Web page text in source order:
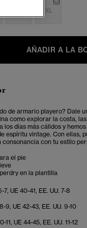
XL
AÑADIR A LA
de armario playero? Dale
como explorar la costa,
los días más cálidos y
espíritu vintage. Con ellas,
consonancia con tu estilo
el pie
en la plantilla
7, UE 40-41, EE. UU. 7-8
9, UE 42-43, EE. UU. 9-10
11, UE 44-45, EE. UU. 11-12